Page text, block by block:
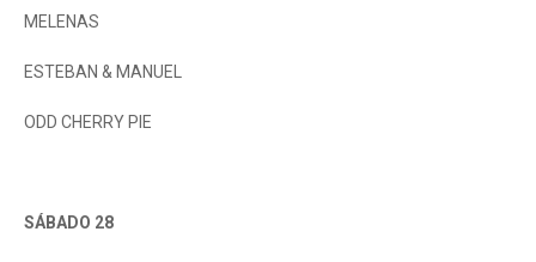
MELENAS
ESTEBAN & MANUEL
ODD CHERRY PIE
SÁBADO 28